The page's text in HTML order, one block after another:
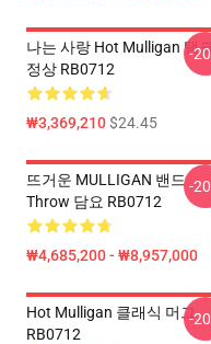
나는 사랑 Hot Mulligan 탱
정상 RB0712
₩3,369,210$24.45
-
뜨거운 MULLIGAN 밴드
Throw 담요 RB0712
₩4,685,200 - ₩8,957,000
-
Hot Mulligan 클래식 머그
RB0712
-